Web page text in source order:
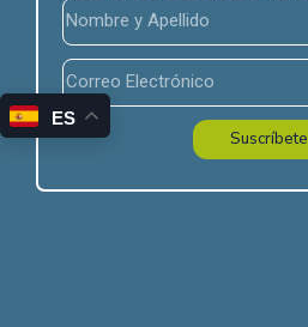
Suscríbete
ES